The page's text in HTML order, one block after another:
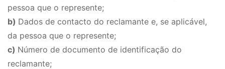
pessoa que o represente;
b) Dados de contacto do reclamante e, se aplicável,
da pessoa que o represente;
c) Número de documento de identificação do
reclamante;